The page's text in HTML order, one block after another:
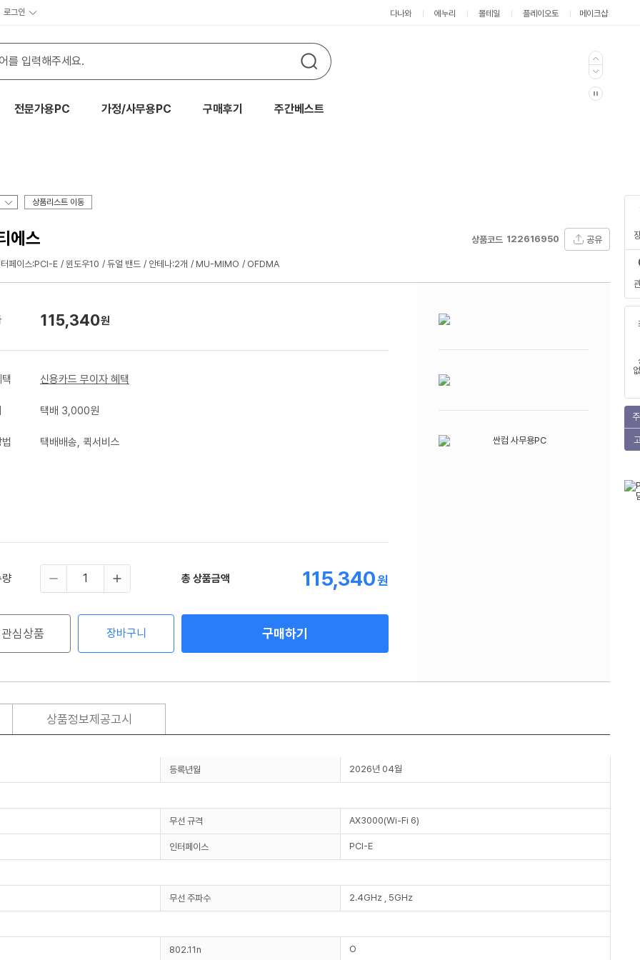
로그인 다나와 에누리 몰테일 플레이오토 메이크샵
전문가용PC 가정/사무용PC 구매후기 주간베스트
상품리스트 이동
에스 상품코드 122616950 공유
터페이스:PCI-E 윈도우10 듀얼 밴드 안테나:2개 MU-MIMO OFDMA
115,340원
신용카드 무이자 혜택
택배 3,000원
택배배송, 퀵서비스
량 총 상품금액 115,340원
관심상품 장바구니 구매하기
상품정보제공고시
등록년월 2026년 04월
무선 규격 AX3000(Wi-Fi 6)
인터페이스 PCI-E
무선 주파수 2.4GHz , 5GHz
802.11n O